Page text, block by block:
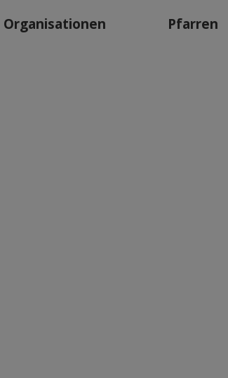
Organisationen Pfarren